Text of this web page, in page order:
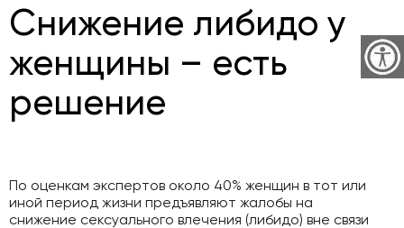
Снижение либидо у
женщины – есть
решение
По оценкам экспертов около 40% женщин в тот или
иной период жизни предъявляют жалобы на
снижение сексуального влечения (либидо) вне связи